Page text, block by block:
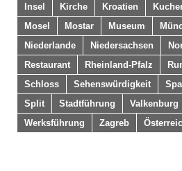
Insel
Kirche Kroatien
Mosel
Mostar Museum
Niederlande
Niedersachsen
Restaurant
Rheinland-Pfalz
Schloss
Sehenswürdigkeit
Split
Stadtführung Valkenburg
Werksführung
Zagreb